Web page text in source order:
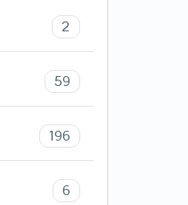
2
59
196
6